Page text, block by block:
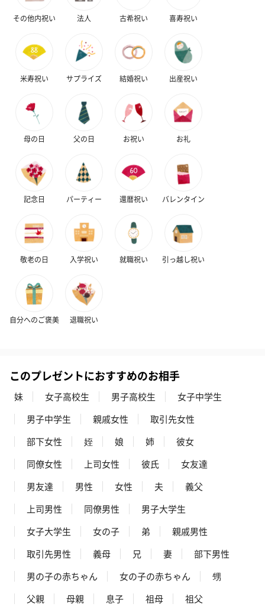
す。
写真付きメッセージカ
写真付きメッセージカ
ンク（680円）
ギフトラッピングを施してお届けします。
円）
ク）S（550円）
のしカード
商品の形質上、のしを直接添付できない商品にのし風のカードを
同梱します。
※のし下はご記入いただけません。
※カードのデザインは一部変更する場合があります。
祝）（110円）
祝）（110円）
その他内祝い 法人 古希祝い 喜寿祝い
米寿祝い サプライズ 結婚祝い 出産祝い
母の日 父の日 お祝い お礼
記念日 パーティー 還暦祝い バレンタイン
敬老の日 入学祝い 就職祝い 引っ越し祝い
自分へのご褒美 退職祝い
このプレゼントにおすすめのお相手
妹 女子高校生 男子高校生
女子中学生
男子中学生
親戚女性
取引先女性
部下女性
姪 娘 姉
彼女
同僚女性
上司女性 彼氏
女友達
男友達
男性 女性 夫
義父
上司男性
同僚男性
男子大学生
女子大学生
女の子 弟
親戚男性
取引先男性
義母 兄 妻
部下男性
男の子の赤ちゃん
女の子の赤ちゃん
甥
父親
母親 息子 祖母 祖父